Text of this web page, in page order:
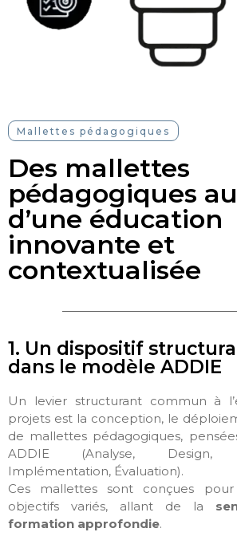
Mallettes pédagogiques
Des mallettes
pédagogiques
d’une éducation
innovante et
contextualisée
1. Un dispositif
dans le modèle ADDIE
Un levier structurant commun à
projets est la conception, le
de mallettes pédagogiques,
ADDIE (Analyse, Design,
Implémentation, Évaluation).
Ces mallettes sont conçues
objectifs variés, allant de la
formation approfondie.